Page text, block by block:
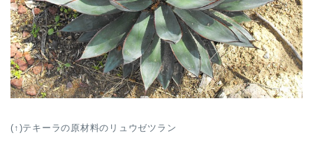
(↑)テキーラの原材料のリュウゼツラン